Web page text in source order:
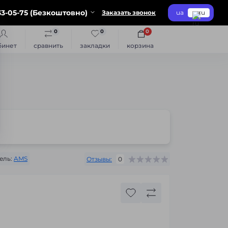
05-75 (Безкоштовно) Заказать звонок ua ru
сравнить
0
закладки
0
корзина
0
AMS Отзывы: 0